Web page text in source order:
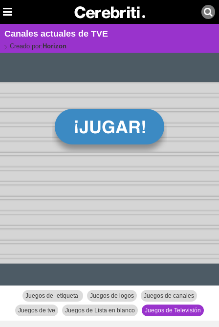
Canales actuales de TVE
Creado por: Horizon
Juegos de -etiqueta- Juegos de logos Juegos de canales
Juegos de tve Juegos de Lista en blanco Juegos de Televisión